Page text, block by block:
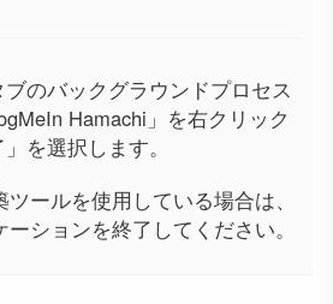
ブのバックグラウンドプロセス
Hamachi」を右クリック
を選択します。
ールを使用している場合は、
ションを終了してください。